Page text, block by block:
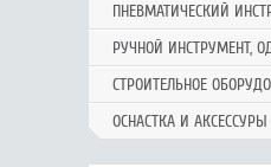
ПНЕВМАТИЧЕСКИЙ
РУЧНОЙ ИНCТРУМЕНТ,
СТРОИТЕЛЬНОЕ
ОСНАСТКА И АКСЕССУРЫ